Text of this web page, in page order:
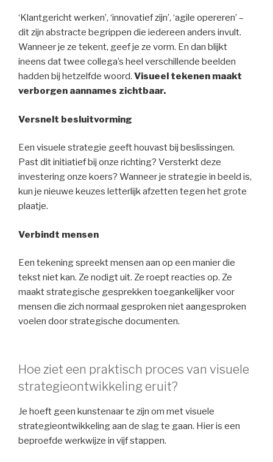
‘Klantgericht werken’, ‘innovatief zijn’, ‘agile opereren’ –
dit zijn abstracte begrippen die iedereen anders invult.
Wanneer je ze tekent, geef je ze vorm. En dan blijkt
ineens dat twee collega’s heel verschillende beelden
hadden bij hetzelfde woord. Visueel tekenen maakt
verborgen aannames zichtbaar.
Versnelt besluitvorming
Een visuele strategie geeft houvast bij beslissingen.
Past dit initiatief bij onze richting? Versterkt deze
investering onze koers? Wanneer je strategie in beeld is,
kun je nieuwe keuzes letterlijk afzetten tegen het grote
plaatje.
Verbindt mensen
Een tekening spreekt mensen aan op een manier die
tekst niet kan. Ze nodigt uit. Ze roept reacties op. Ze
maakt strategische gesprekken toegankelijker voor
mensen die zich normaal gesproken niet aangesproken
voelen door strategische documenten.
Hoe ziet een praktisch proces van visuele
strategieontwikkeling eruit?
Je hoeft geen kunstenaar te zijn om met visuele
strategieontwikkeling aan de slag te gaan. Hier is een
beproefde werkwijze in vijf stappen.